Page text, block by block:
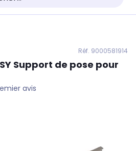
chatbot
Réf. 9000581914
Support de pose pour
avis